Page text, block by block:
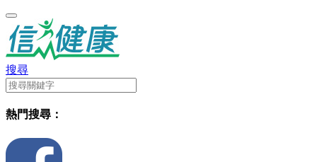
搜尋
熱門搜尋：